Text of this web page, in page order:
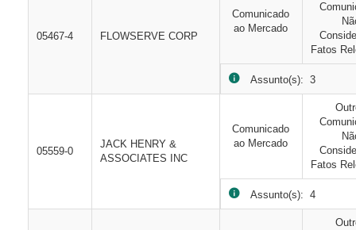
05467-4 FLOWSERVE CORP
Comunicado
ao Mercado
Fatos
Assunto(s): 3
05559-0
JACK HENRY &
ASSOCIATES INC
Comunicado
ao Mercado
Fatos
Assunto(s): 4